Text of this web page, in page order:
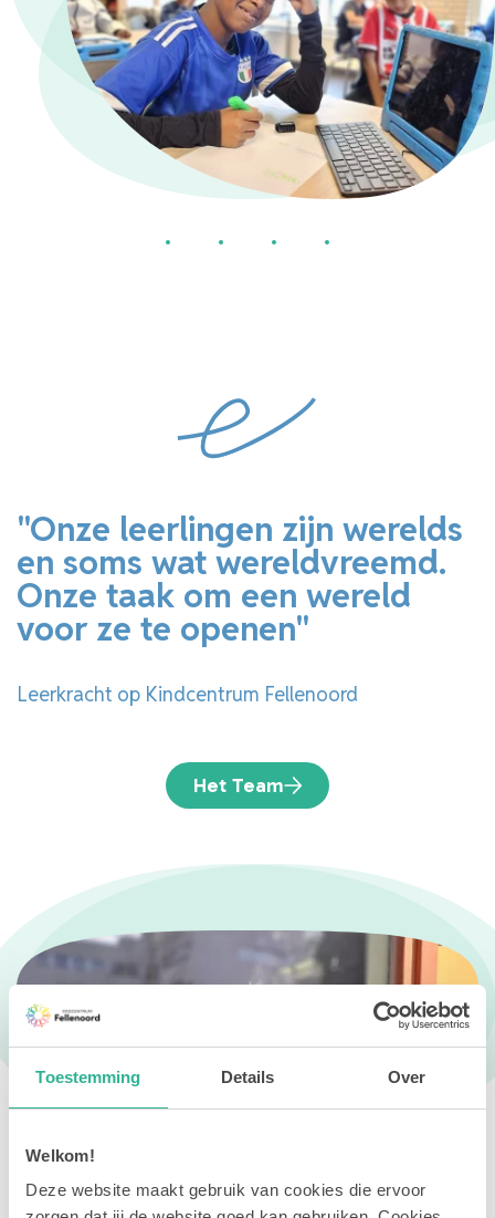
Toestemming Details Over
Welkom!
Deze website maakt gebruik van cookies die ervoor
1 2 3 4
"Onze leerlingen zijn werelds
en soms wat wereldvreemd.
Onze taak om een wereld
voor ze te openen"
Leerkracht op Kindcentrum Fellenoord
Het Team
Over de school